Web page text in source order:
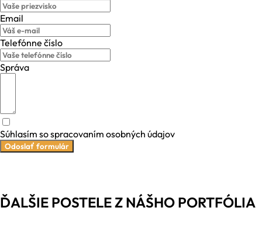
Email
Telefónne číslo
Správa
Súhlasím so spracovaním osobných údajov
Odoslať formulár
ĎALŠIE POSTELE Z NÁŠHO PORTFÓLIA